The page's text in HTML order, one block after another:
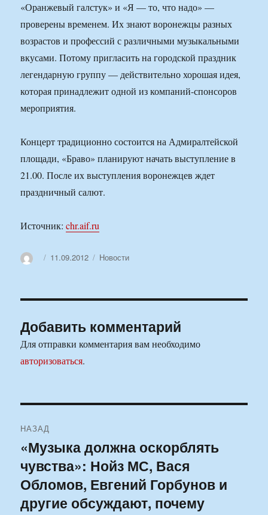
«Оранжевый галстук» и «Я — то, что надо» —
проверены временем. Их знают воронежцы разных
возрастов и профессий с различными музыкальными
вкусами. Потому пригласить на городской праздник
легендарную группу — действительно хорошая идея,
которая принадлежит одной из компаний-спонсоров
мероприятия.
Концерт традиционно состоится на Адмиралтейской
площади, «Браво» планируют начать выступление в
21.00. После их выступления воронежцев ждет
праздничный салют.
Источник:chr.aif.ru
АвторОпубликовано
11.09.2012 Рубрики
Новости
Добавить комментарий
Для отправки комментария вам необходимо
авторизоваться.
по
записям
НАЗАД
Предыдущая
запись:
«Музыка должна оскорблять
чувства»: Нойз МС, Вася
Обломов, Евгений Горбунов и
другие обсуждают, почему